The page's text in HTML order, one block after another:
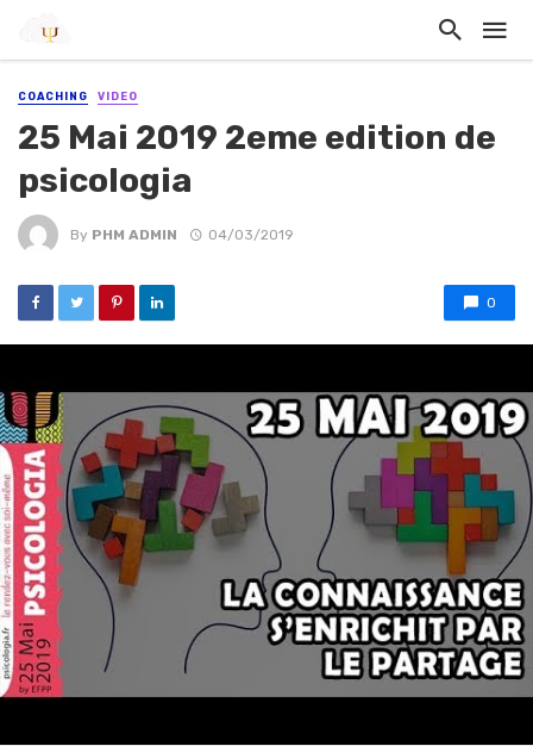
COACHING VIDEO
25 Mai 2019 2eme edition de
psicologia
By PHM ADMIN 04/03/2019
0